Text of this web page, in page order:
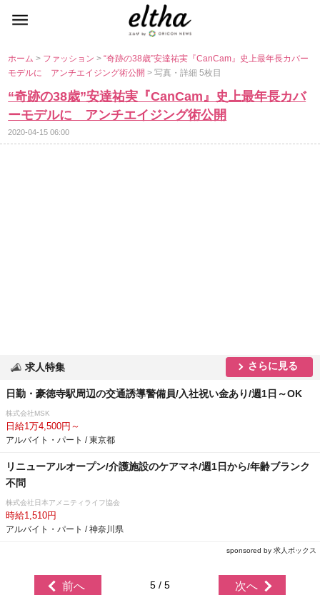
ホーム> ファッション>“奇跡の38歳”安達祐実『CanCam』史上最年長カバー
モデルに アンチエイジング術公開> 写真・詳細 5枚目
“奇跡の38歳”安達祐実『CanCam』史上最年長カバ
ーモデルに アンチエイジング術公開
2020-04-15 06:00
求人特集 さらに見る
日勤・豪徳寺駅周辺の交通誘導警備員/入社祝い金あり/週1日～OK
株式会社MSK
日給1万4,500円～
アルバイト・パート / 東京都
リニューアルオープン/介護施設のケアマネ/週1日から/年齢ブランク
不問
株式会社日本アメニティライフ協会
時給1,510円
アルバイト・パート / 神奈川県
sponsored by 求人ボックス
前へ 5 / 5 次へ